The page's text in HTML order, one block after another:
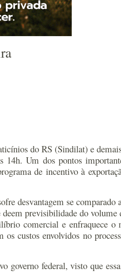
do RS (Sindilat) e
Um dos pontos
de incentivo à
desvantagem se
previsibilidade do
comercial e enfraquece
custos envolvidos no
federal, visto que